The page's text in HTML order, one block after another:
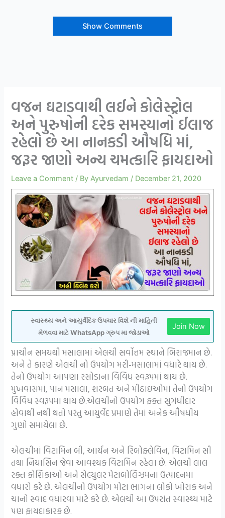
Show Comments
વજન ઘટાડવાથી લઈને કોલેસ્ટ્રોલ
અને પુરુષોની દરેક સમસ્યાનો ઈલાજ
રહેલો છે આ નાનકડી ઔષધિ માં,
જરૂર જાણો અન્ય ચમત્કારિ ફાયદાઓ
Leave a Comment / ByAyurvedam / December 21, 2020
સ્વાસ્થ્ય અને આયુર્વેદિક ઉપચાર વિશે ની માહિતી
મેળવવા માટે WhatsApp ગ્રુપ મા જોડાઓ
Join Now
પ્રાચીન સમયથી મસાલામાં એલચી સર્વોત્તમ સ્થાને બિરાજમાન છે.
અને તે કારણે એલચી નો ઉપયોગ મરી-મસાલામાં વધારે થાય છે.
તેનો ઉપયોગ આપણા રસોડાના વિવિધ સ્વરૂપમાં થાય છે.
મુખવાસમાં, પાન મસાલા, શરબત અને મીઠાઇઓમાં તેનો ઉપયોગ
વિવિધ સ્વરૂપમાં થાય છે.એલચીનો ઉપયોગ ફક્ત સુગંધીદાર
હોવાથી નથી થતો પરંતુ આયુર્વેદ પ્રમાણે તેમાં અનેક ઔષધીય
ગુણો સમાયેલા છે.
એલચીમાં વિટામિન બી, આર્યન અને રિબોફ્લેવિન, વિટામિન સી
તથા નિયાસિન જેવા આવશ્યક વિટામિન રહેલા છે. એલચી લાલ
રક્ત કોશિકાઓ અને સેલ્યુલર મેટાબોલિઝમના ઉત્પાદનમાં
વધારો કરે છે. એલચીનો ઉપયોગ મોટા ભાગના લોકો ખોરાક અને
ચાનો સ્વાદ વધારવા માટે કરે છે. એલચી આ ઉપરાંત સ્વાસ્થ્ય માટે
પણ ફાયદાકારક છે.